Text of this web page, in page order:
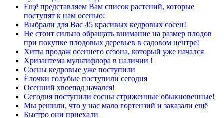
Ещё представляем Вам список растений, которые
поступят к нам осенью:
Выбрали для Вас 45 красивых кедровых сосен!
Не стоит сильно обращать внимание на размер плодов
при покупке плодовых деревьев в садовом центре!
Хиты продаж осеннего сезона, который уже начался
Хризантема мультифлора в наличии !
Сосны кедровые уже поступили
Ёлочки голубые поступили сегодня
Осенний хвоепад начался!
Сегодня поступили сосны стриженные обыкновенные!
Мы решили, что у нас мало гортензий и заказали ещё
Быстро они приехали